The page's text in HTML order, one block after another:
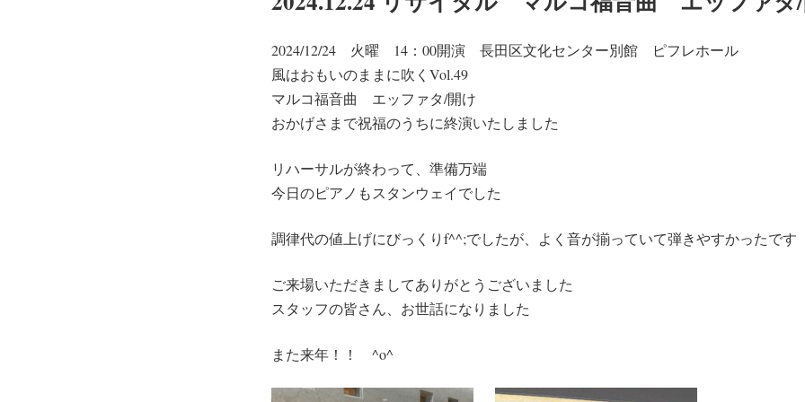
日:
2024/12/24 火曜 14：00開演 長田区文化センター別館 ピフレホール
風はおもいのままに吹くVol.49
マルコ福音曲 エッファタ/開け
おかげさまで祝福のうちに終演いたしました
リハーサルが終わって、準備万端
今日のピアノもスタンウェイでした
調律代の値上げにびっくりf^^;でしたが、よく音が揃っていて弾きやすかったです
ご来場いただきましてありがとうございました
スタッフの皆さん、お世話になりました
また来年！！ ^o^